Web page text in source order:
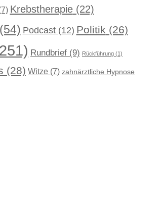
Krebstherapie(22)
(54) Podcast(12) Politik (26)
Rundbrief (9) Rückführung (1)
(28) Witze (7) zahnärztliche Hypnose